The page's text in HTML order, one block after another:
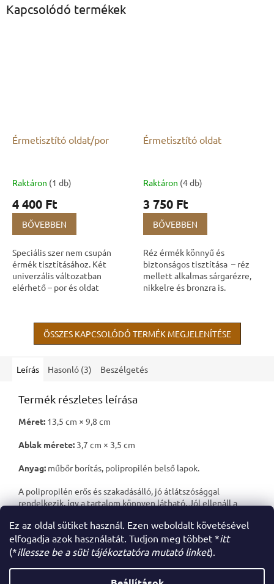
Ez az oldal sütiket használ. Ezen weboldalt követésével
elfogadja azok használatát. Tudjon meg többet *itt
(*illessze be a süti tájékoztatóra mutató linket).
Kapcsolódó termékek
Érmetisztító oldat/por
Raktáron (1 db)
4 400 Ft
BŐVEBBEN
Speciális szer nem csupán
érmék tisztításához. Két
univerzális változatban
elérhető – por és oldat
használhatók. Emellett külön...
Érmetisztító oldat
Raktáron (4 db)
3 750 Ft
BŐVEBBEN
Réz érmék könnyű és
biztonságos tisztítása – réz
mellett alkalmas sárgarézre,
nikkelre és bronzra is.
oxidáció...
ÖSSZES KAPCSOLÓDÓ TERMÉK MEGJELENÍTÉSE
Leírás Hasonló (3) Beszélgetés
Termék részletes leírása
Méret: 13,5 cm × 9,8 cm
Ablak mérete: 3,7 cm × 3,5 cm
Anyag: műbőr borítás, polipropilén belső lapok.
A polipropilén erős és szakadásálló, jó átlátszósággal
rendelkezik, így a tartalom könnyen látható. Jól ellenáll a